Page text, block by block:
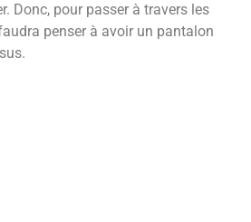
Donc, pour passer à travers les
penser à avoir un pantalon